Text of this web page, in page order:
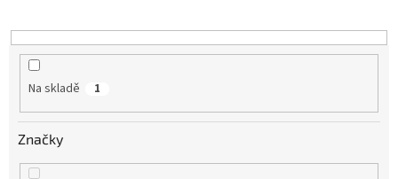
t
ů
Na skladě 1
Značky